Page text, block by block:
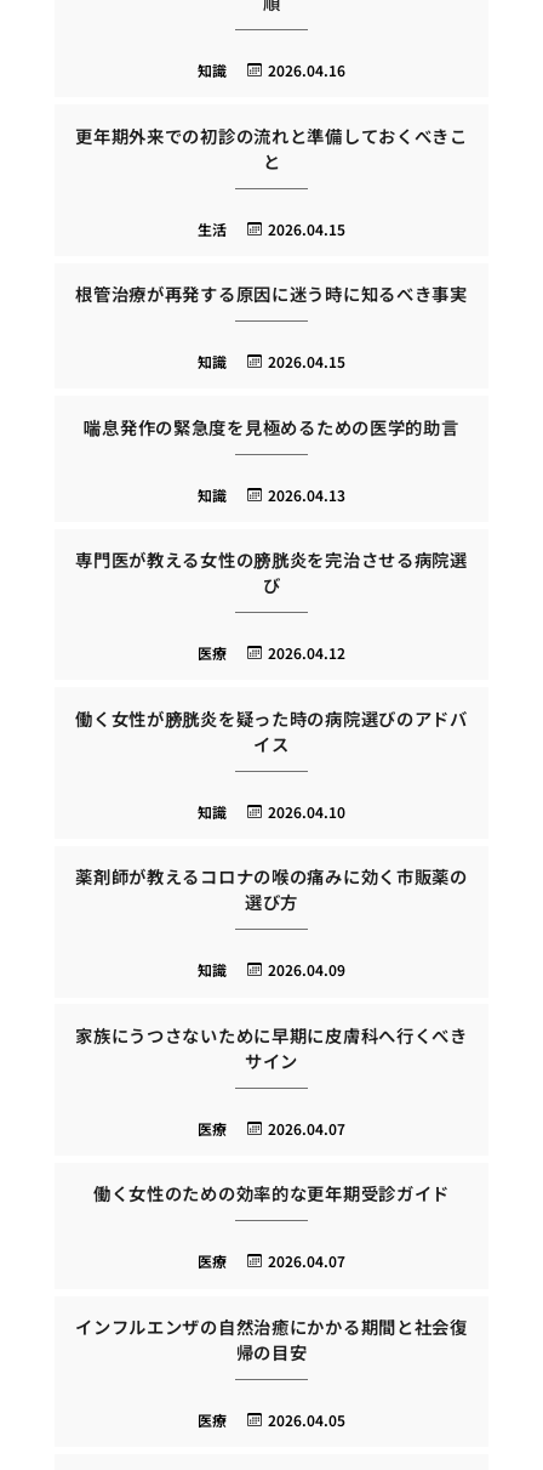
2026.04.16
知識
更年期外来での初診の流れと準備しておくべきこ
と
2026.04.15
生活
根管治療が再発する原因に迷う時に知るべき事実
2026.04.15
知識
喘息発作の緊急度を見極めるための医学的助言
2026.04.13
知識
専門医が教える女性の膀胱炎を完治させる病院選
び
2026.04.12
医療
働く女性が膀胱炎を疑った時の病院選びのアドバ
イス
2026.04.10
知識
薬剤師が教えるコロナの喉の痛みに効く市販薬の
選び方
2026.04.09
知識
家族にうつさないために早期に皮膚科へ行くべき
サイン
2026.04.07
医療
働く女性のための効率的な更年期受診ガイド
2026.04.07
医療
インフルエンザの自然治癒にかかる期間と社会復
帰の目安
2026.04.05
医療